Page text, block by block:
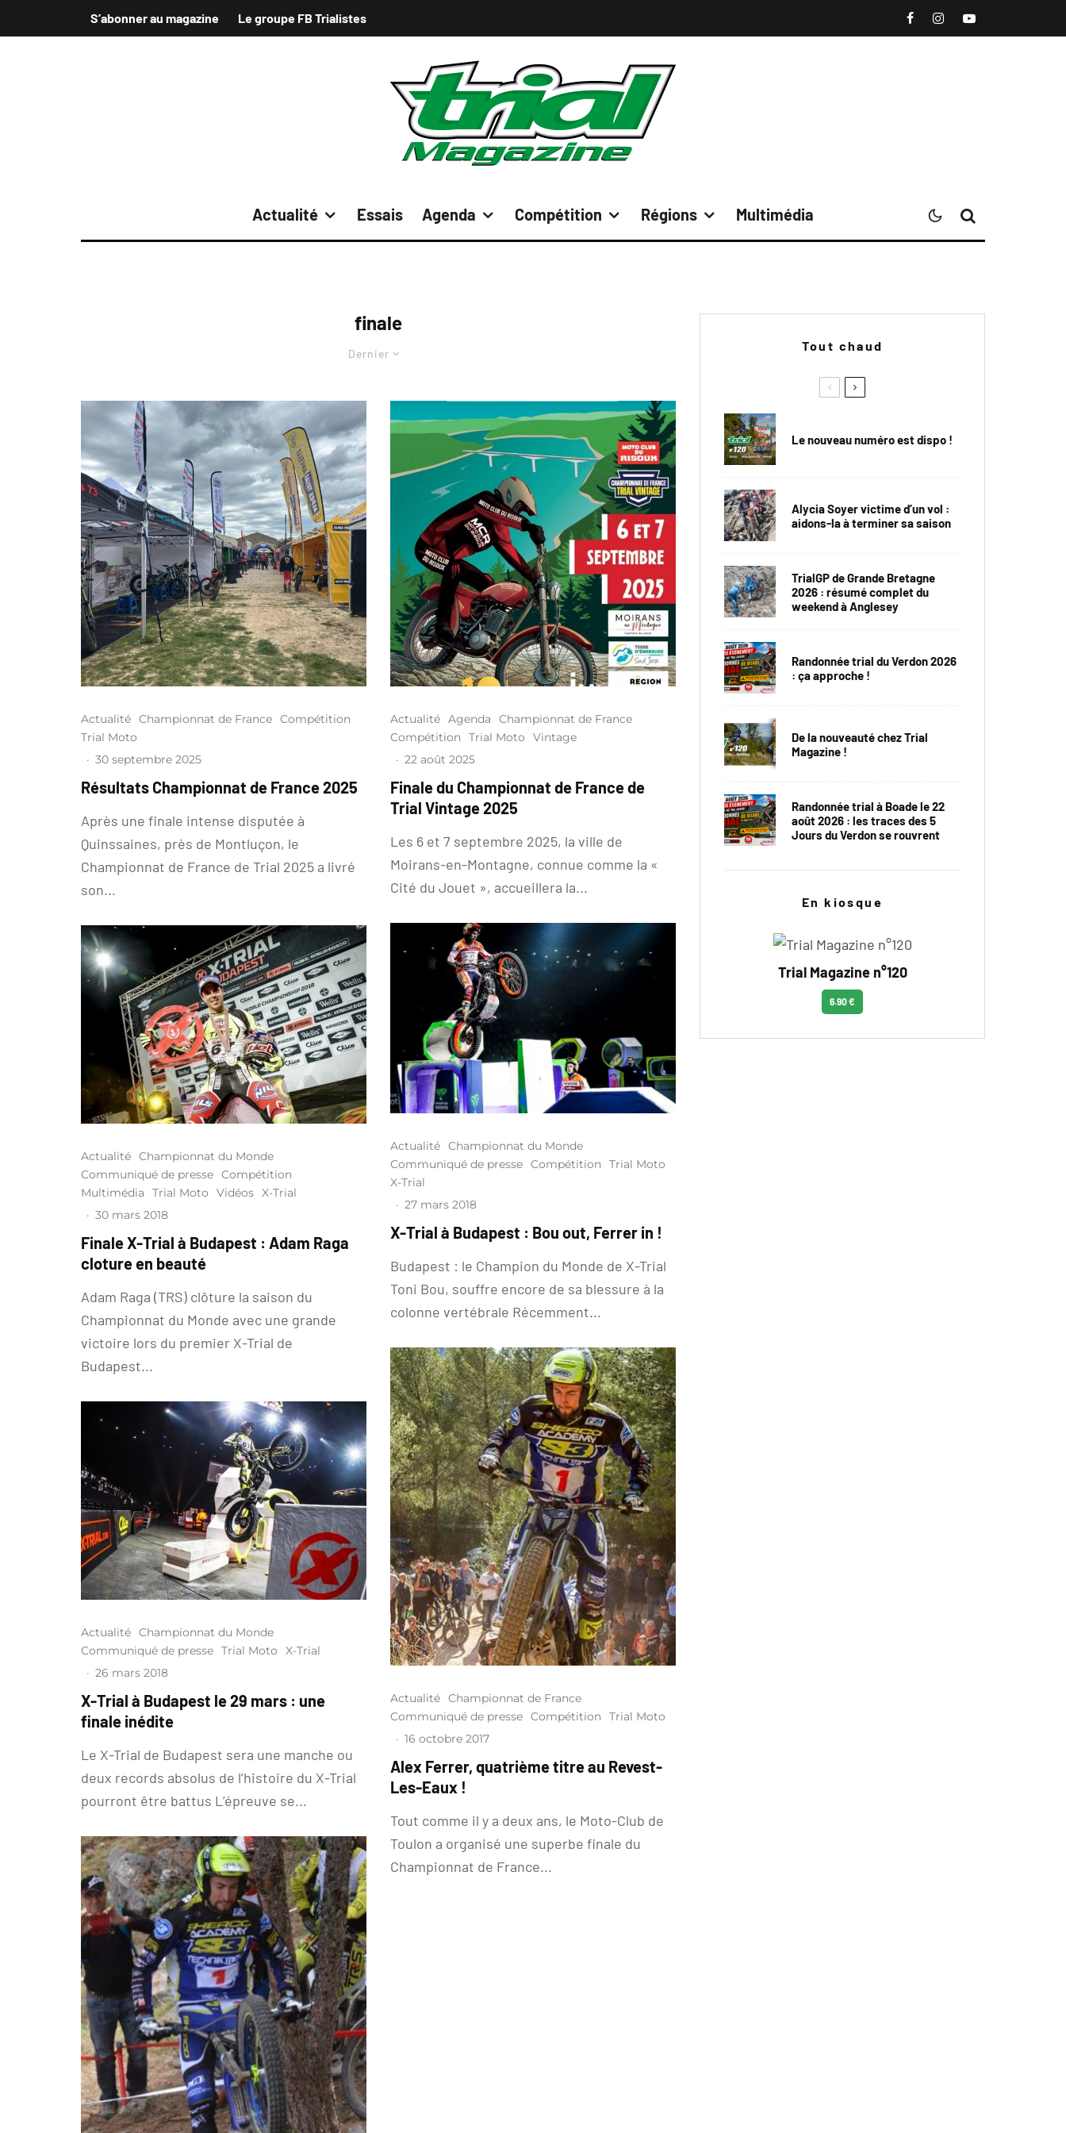
S’abonner au magazine Le groupe FB Trialistes
Actualité Essais Agenda Compétition Régions Multimédia
finale
Dernier
Actualité Championnat de France Compétition
Trial Moto
· 30 septembre 2025
Résultats Championnat de France 2025
Après une finale intense disputée à
Quinssaines, près de Montluçon, le
Championnat de France de Trial 2025 a livré
son...
Actualité Championnat du Monde
Communiqué de presse Compétition
Multimédia
Trial Moto Vidéos X-Trial
· 30 mars 2018
Finale X-Trial à Budapest : Adam Raga
cloture en beauté
Adam Raga (TRS) clôture la saison du
Championnat du Monde avec une grande
victoire lors du premier X-Trial de
Budapest...
Actualité Championnat du Monde
Communiqué de presse Trial Moto
X-Trial
· 26 mars 2018
X-Trial à Budapest le 29 mars : une
finale inédite
Le X-Trial de Budapest sera une manche ou
deux records absolus de l’histoire du X-Trial
pourront être battus L’épreuve se...
Actualité Agenda
Championnat de France
Compétition
Trial Moto
Vintage
· 22 août 2025
Finale du Championnat de France de
Trial Vintage 2025
Les 6 et 7 septembre 2025, la ville de
Moirans-en-Montagne, connue comme la «
Cité du Jouet », accueillera la...
Actualité Championnat du Monde
Communiqué de presse Compétition
Trial Moto
X-Trial
· 27 mars 2018
X-Trial à Budapest : Bou out, Ferrer in !
Budapest : le Champion du Monde de X-Trial
Toni Bou, souffre encore de sa blessure à la
colonne vertébrale Récemment...
Actualité Championnat de France
Communiqué de presse Compétition
Trial Moto
· 16 octobre 2017
Alex Ferrer, quatrième titre au Revest-
Les-Eaux !
Tout comme il y a deux ans, le Moto-Club de
Toulon a organisé une superbe finale du
Championnat de France...
Tout chaud
Le nouveau numéro est dispo !
Alycia Soyer victime d’un vol :
aidons-la à terminer sa saison
TrialGP de Grande Bretagne
2026 : résumé complet du
weekend à Anglesey
Randonnée trial du Verdon 2026
: ça approche !
De la nouveauté chez Trial
Magazine !
Randonnée trial à Boade le 22
août 2026 : les traces des 5
Jours du Verdon se rouvrent
En kiosque
Trial Magazine n°120
6.90 €